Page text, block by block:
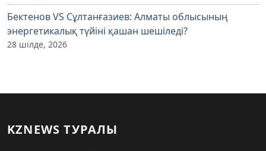
Бектенов VS Сұлтанғазиев: Алматы облысының
энергетикалық түйіні қашан шешіледі?
28 шілде, 2026
KZNEWS ТУРАЛЫ